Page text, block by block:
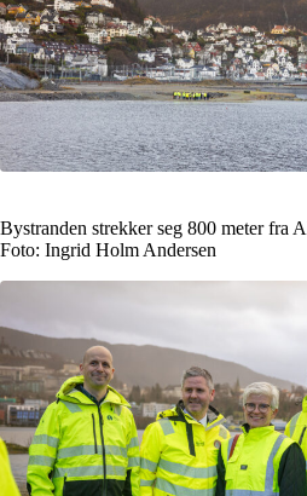
Bystranden strekker seg 800 meter fra
Foto: Ingrid Holm Andersen